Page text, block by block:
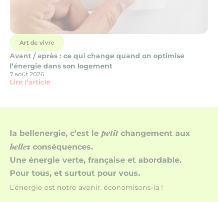
Art de vivre
Avant / après : ce qui change quand on optimise
l’énergie dans son logement
7 août 2026
Lire l'article
la bellenergie, c’est le petit changement aux
belles conséquences.
Une énergie verte, française et abordable.
Pour tous, et surtout pour vous.
L’énergie est notre avenir, économisons-la !